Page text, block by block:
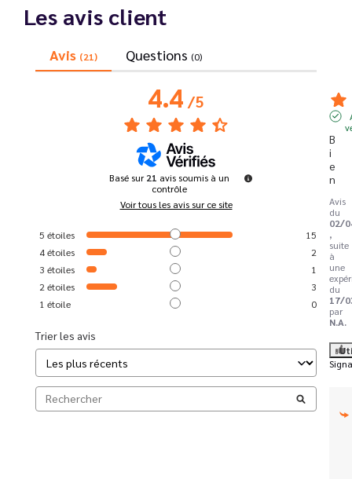
Les avis client
Avis (21) Questions (0)
4.4/5
Basé sur21 avis soumis à un
contrôle
Voir tous les avis sur ce site
5 étoiles
15
4étoiles
2
3 étoiles
1
2 étoiles
3
1 étoile 0
Trier les avis
B
i
e
n
Avis
du
02/
,
suite
à
une
du
17/
par
N.A.